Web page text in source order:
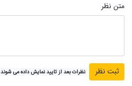
متن نظر
نظرات بعد از تایید نمایش داده می شوند